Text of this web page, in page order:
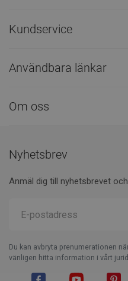
Kundservice
Användbara länkar
Om oss
Nyhetsbrev
Anmäl dig till nyhetsbrevet
Du kan avbryta prenumerationen
vänligen hitta information i vårt